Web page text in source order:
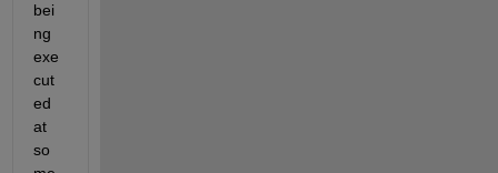
bei
ng
exe
cut
ed
at
so